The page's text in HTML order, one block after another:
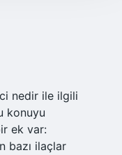
nedir ile ilgili
konuyu
ek var:
bazı ilaçlar